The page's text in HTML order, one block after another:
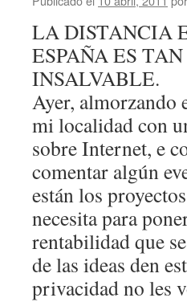
LA DISTANCIA
ESPAÑA ES
INSALVABLE.
Ayer, almorzando
mi localidad con
sobre Internet, e
comentar algún
están los
necesita para
rentabilidad que
de las ideas den
privacidad no les